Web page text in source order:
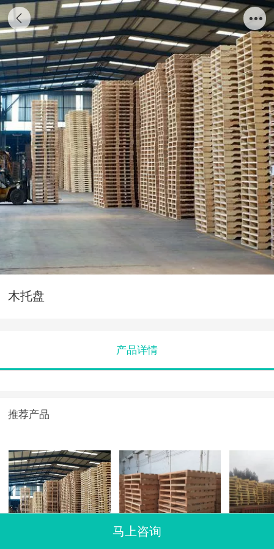
木托盘
产品详情
推荐产品
木托盘
马上咨询